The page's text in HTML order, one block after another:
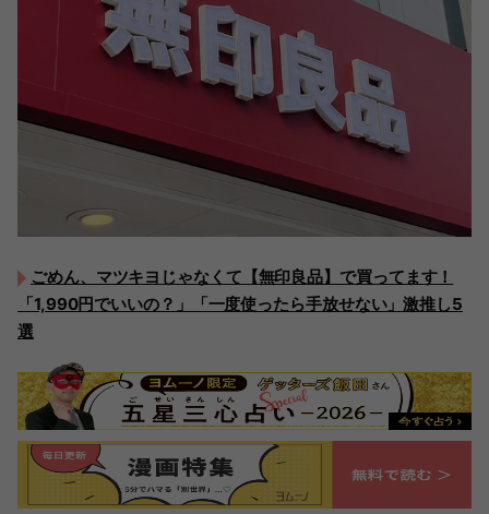
ごめん、マツキヨじゃなくて【無印良品】で買ってます！
「1,990円でいいの？」「一度使ったら手放せない」激推し5
選